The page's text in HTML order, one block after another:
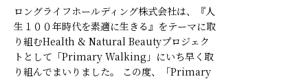
ロングライフホールディング株式会社は、『人
生１００年時代を素適に生きる』をテーマに取
り組むHealth & Natural Beautyプロジェク
トとして「Primary Walking」にいち早く取
り組んでまいりました。 この度、「Primary